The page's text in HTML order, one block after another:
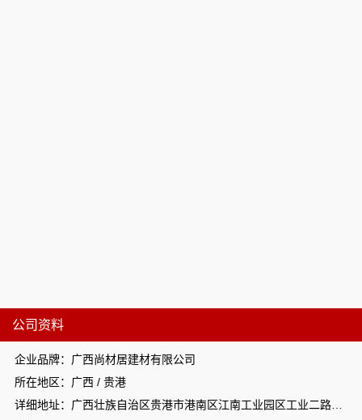
公司资料
企业品牌：广西尚材居建材有限公司
所在地区：广西 / 贵港
详细地址：广西壮族自治区贵港市港南区江南工业园区工业二路与南二路交汇处东南角